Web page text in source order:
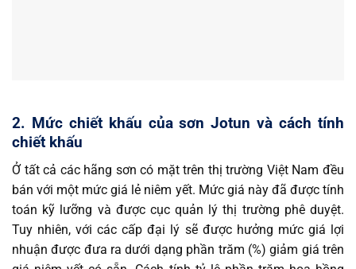
2. Mức chiết khấu của sơn Jotun và cách tính
chiết khấu
Ở tất cả các hãng sơn có mặt trên thị trường Việt Nam đều
bán với một mức giá lẻ niêm yết. Mức giá này đã được tính
toán kỹ lưỡng và được cục quản lý thị trường phê duyệt.
Tuy nhiên, với các cấp đại lý sẽ được hưởng mức giá lợi
nhuận được đưa ra dưới dạng phần trăm (%) giảm giá trên